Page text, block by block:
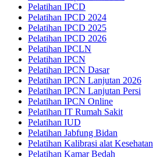
Pelatihan IPCD
Pelatihan IPCD 2024
Pelatihan IPCD 2025
Pelatihan IPCD 2026
Pelatihan IPCLN
Pelatihan IPCN
Pelatihan IPCN Dasar
Pelatihan IPCN Lanjutan 2026
Pelatihan IPCN Lanjutan Persi
Pelatihan IPCN Online
Pelatihan IT Rumah Sakit
Pelatihan IUD
Pelatihan Jabfung Bidan
Pelatihan Kalibrasi alat Kesehatan
Pelatihan Kamar Bedah